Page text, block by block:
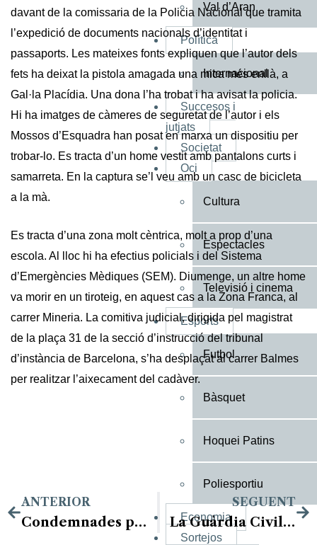
Val d’Aran
Política
Internacional
Succesos i
jutjats
Societat
Oci
Cultura
Espectacles
Televisió i cinema
Esports
Futbol
Bàsquet
Hoquei Patins
Poliesportiu
Economia
Sortejos
davant de la comissaria de la Policia Nacional que tramita
l’expedició de documents nacionals d’identitat i
passaports. Les mateixes fonts expliquen que l’autor dels
fets ha deixat la pistola amagada una mica més enllà, a
Gal·la Placídia. Una dona l’ha trobat i ha avisat la policia.
Hi ha imatges de càmeres de seguretat de l’autor i els
Mossos d’Esquadra han posat en marxa un dispositiu per
trobar-lo. Es tracta d’un home vestit amb pantalons curts i
samarreta. En la captura se’l veu amb un casc de bicicleta
a la mà.
Es tracta d’una zona molt cèntrica, molt a prop d’una
escola. Al lloc hi ha efectius policials i del Sistema
d’Emergències Mèdiques (SEM). Diumenge, un altre home
va morir en un tiroteig, en aquest cas a la Zona Franca, al
carrer Mineria. La comitiva judicial, dirigida pel magistrat
de la plaça 31 de la secció d’instrucció del tribunal
d’instància de Barcelona, s’ha desplaçat al carrer Balmes
per realitzar l’aixecament del cadàver.
ANTERIOR
Condemnades per traficar amb cocaïna i per furtar 1.300 euros a l’exparella d’una d’elles a Tremp
SEGUENT
La Guàrdia Civil evita que un home se suïcidi mentre conduïa per una via a Lleida